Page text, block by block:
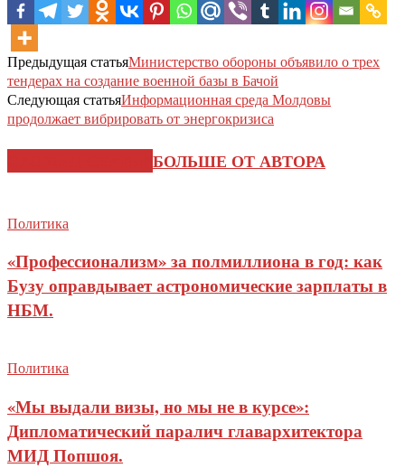
Предыдущая статьяМинистерство обороны объявило о трех
тендерах на создание военной базы в Бачой
Следующая статьяИнформационная среда Молдовы
продолжает вибрировать от энергокризиса
БОЛЬШЕ ОТ АВТОРА
Политика
«Профессионализм» за полмиллиона в год: как
Бузу оправдывает астрономические зарплаты в
НБМ.
Политика
«Мы выдали визы, но мы не в курсе»:
Дипломатический паралич главархитектора
МИД Попшоя.